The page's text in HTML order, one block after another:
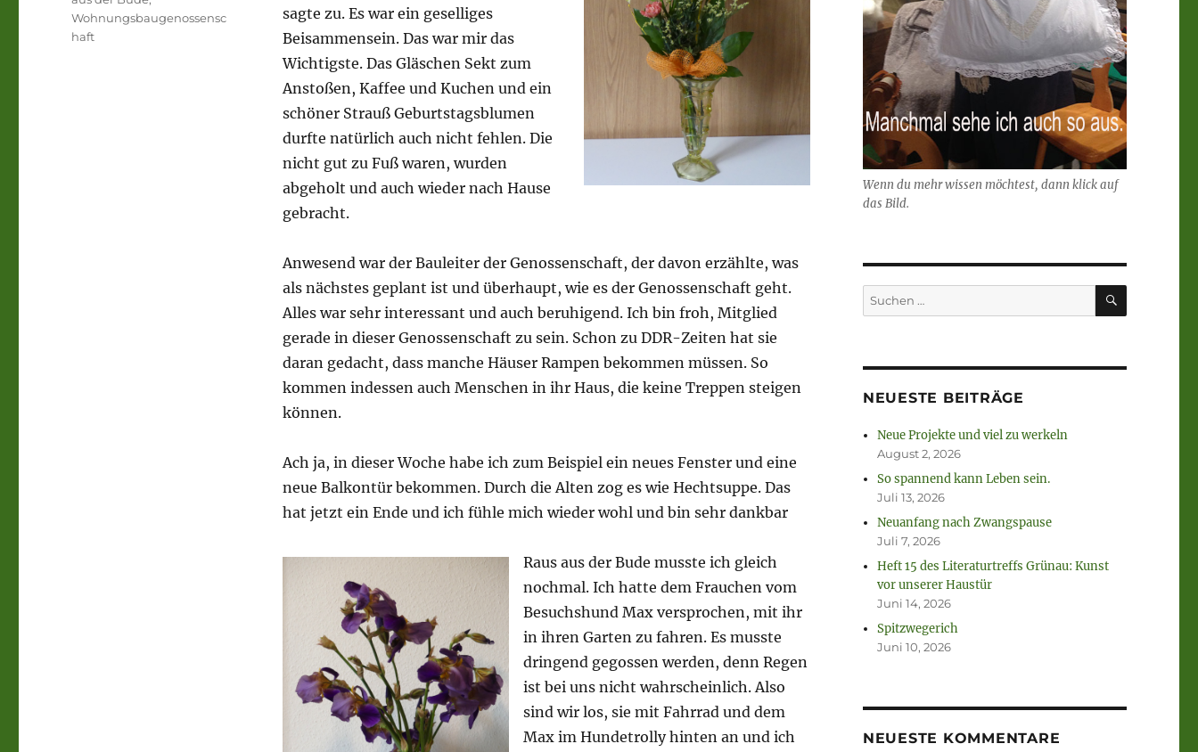
sagte zu. Es war ein geselliges
Beisammensein. Das war mir das
Wichtigste. Das Gläschen Sekt zum
Anstoßen, Kaffee und Kuchen und ein
schöner Strauß Geburtstagsblumen
durfte natürlich auch nicht fehlen. Die
nicht gut zu Fuß waren, wurden
abgeholt und auch wieder nach Hause
gebracht.
Anwesend war der Bauleiter der Genossenschaft, der davon erzählte, was
als nächstes geplant ist und überhaupt, wie es der Genossenschaft geht.
Alles war sehr interessant und auch beruhigend. Ich bin froh, Mitglied
gerade in dieser Genossenschaft zu sein. Schon zu DDR-Zeiten hat sie
daran gedacht, dass manche Häuser Rampen bekommen müssen. So
kommen indessen auch Menschen in ihr Haus, die keine Treppen steigen
können.
Ach ja, in dieser Woche habe ich zum Beispiel ein neues Fenster und eine
neue Balkontür bekommen. Durch die Alten zog es wie Hechtsuppe. Das
hat jetzt ein Ende und ich fühle mich wieder wohl und bin sehr dankbar
Raus aus der Bude musste ich gleich
nochmal. Ich hatte dem Frauchen vom
Besuchshund Max versprochen, mit ihr
in ihren Garten zu fahren. Es musste
dringend gegossen werden, denn Regen
ist bei uns nicht wahrscheinlich. Also
sind wir los, sie mit Fahrrad und dem
Max im Hundetrolly hinten an und ich
Wohnungsbaugenossensc
haft
Wenn du mehr wissen möchtest, dann klick auf
das Bild.
Suchen
nach:
SUCHEN
NEUESTE BEITRÄGE
Neue Projekte und viel zu werkeln
August 2, 2026
So spannend kann Leben sein.
Juli 13, 2026
Neuanfang nach Zwangspause
Juli 7, 2026
Heft 15 des Literaturtreffs Grünau: Kunst
vor unserer Haustür
Juni 14, 2026
Spitzwegerich
Juni 10, 2026
NEUESTE KOMMENTARE